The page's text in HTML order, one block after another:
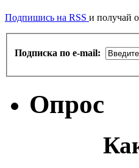
Подпишись на RSS и получай
Подписка по e-mail:
Опрос